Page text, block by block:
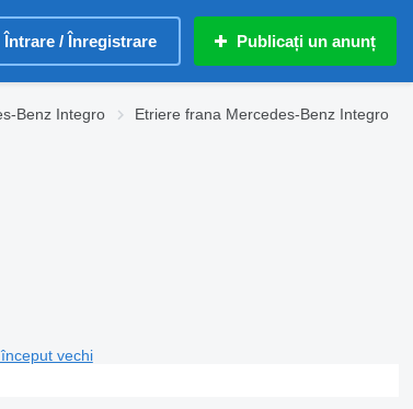
Întrare / Înregistrare Publicați un anunț
Benz Integro
Etriere frana Mercedes-Benz Integro
vechi